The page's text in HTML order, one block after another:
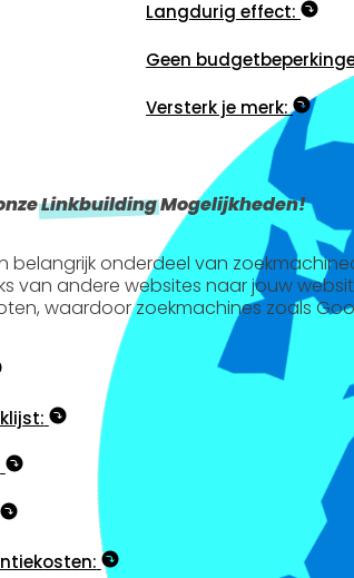
Langdurig effect:
Geen
Versterk je merk:
LinkbuildingMogelijkheden!
belangrijk onderdeel van
van andere websites naar jouw
waardoor zoekmachines zoals